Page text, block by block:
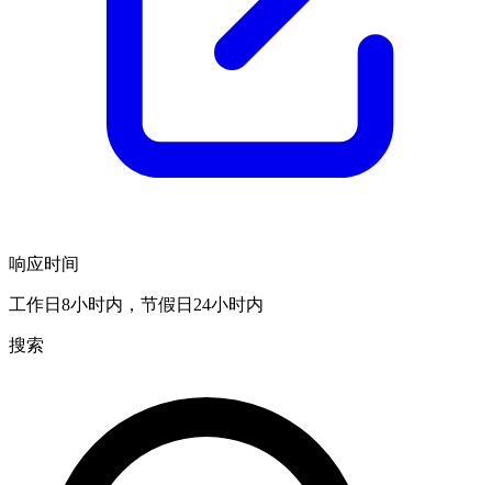
响应时间
工作日8小时内，节假日24小时内
搜索